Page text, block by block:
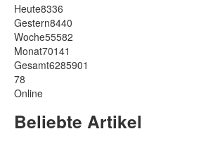
Heute8336
Gestern8440
Woche55582
Monat70141
Gesamt6285901
78
Online
Beliebte Artikel